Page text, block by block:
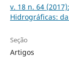
v. 18 n. 64
Hidrográficas:
Seção
Artigos